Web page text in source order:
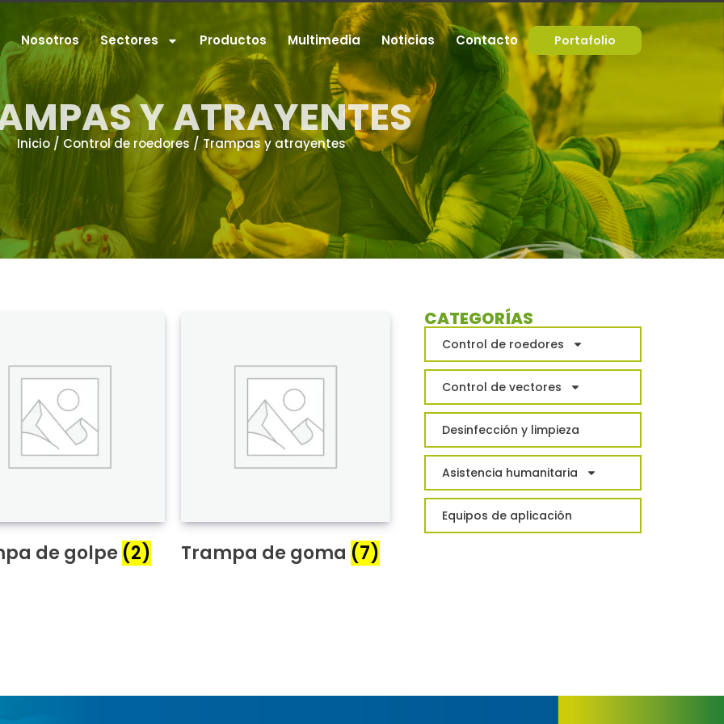
Nosotros Sectores Productos Multimedia Noticias Contacto Portafolio
Y ATRAYENTES
Inicio/ Control de roedores / Trampas y atrayentes
de golpe (2) Trampa de goma (7)
CATEGORÍAS
Control de roedores
Control de vectores
Desinfección y limpieza
Asistencia humanitaria
Equipos de aplicación